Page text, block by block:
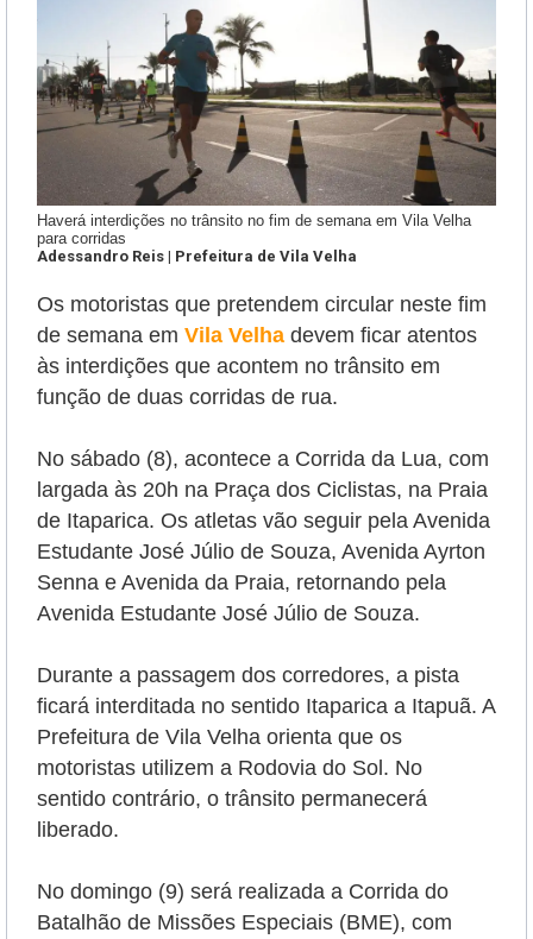
Haverá interdições no trânsito no fim de semana em Vila Velha
para corridas
Adessandro Reis | Prefeitura de Vila Velha
Os motoristas que pretendem circular neste fim
de semana em Vila Velha devem ficar atentos
às interdições que acontem no trânsito em
função de duas corridas de rua.
No sábado (8), acontece a Corrida da Lua, com
largada às 20h na Praça dos Ciclistas, na Praia
de Itaparica. Os atletas vão seguir pela Avenida
Estudante José Júlio de Souza, Avenida Ayrton
Senna e Avenida da Praia, retornando pela
Avenida Estudante José Júlio de Souza.
Durante a passagem dos corredores, a pista
ficará interditada no sentido Itaparica a Itapuã. A
Prefeitura de Vila Velha orienta que os
motoristas utilizem a Rodovia do Sol. No
sentido contrário, o trânsito permanecerá
liberado.
No domingo (9) será realizada a Corrida do
Batalhão de Missões Especiais (BME), com